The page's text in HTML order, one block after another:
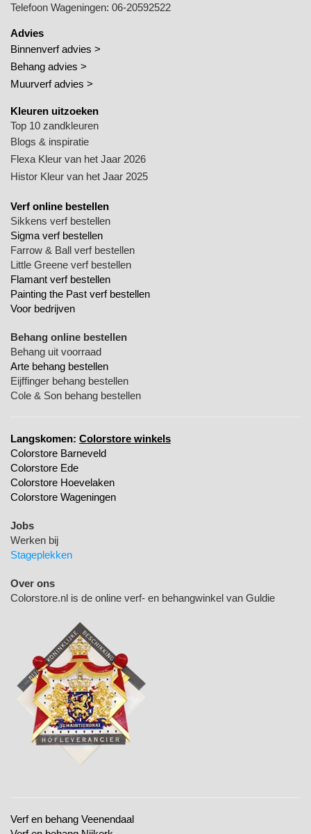
Telefoon Wageningen: 06-20592522
Advies
Binnenverf advies >
Behang advies >
Muurverf advies >
Kleuren uitzoeken
Top 10 zandkleuren
Blogs & inspiratie
Flexa Kleur van het Jaar 2026
Histor Kleur van het Jaar 2025
Verf online bestellen
Sikkens verf bestellen
Sigma verf bestellen
Farrow & Ball verf bestellen
Little Greene verf bestellen
Flamant verf bestellen
Painting the Past verf bestellen
Voor bedrijven
Behang online bestellen
Behang uit voorraad
Arte behang bestellen
Eijffinger behang bestellen
Cole & Son behang bestellen
Langskomen: Colorstore winkels
Colorstore Barneveld
Colorstore Ede
Colorstore Hoevelaken
Colorstore Wageningen
Jobs
Werken bij
Stageplekken
Over ons
Colorstore.nl is de online verf- en behangwinkel van Guldie
Verf en behang Veenendaal